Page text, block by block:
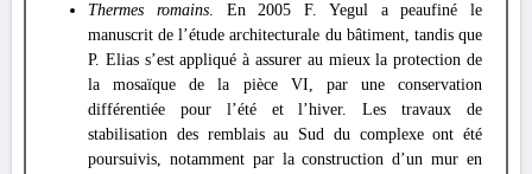
Thermes romains. En 2005 F. Yegul a peaufiné le
manuscrit de l’étude architecturale du bâtiment, tandis que
P. Elias s’est appliqué à assurer au mieux la protection de
la mosaïque de la pièce VI, par une conservation
différentiée pour l’été et l’hiver. Les travaux de
stabilisation des remblais au Sud du complexe ont été
poursuivis, notamment par la construction d’un mur en